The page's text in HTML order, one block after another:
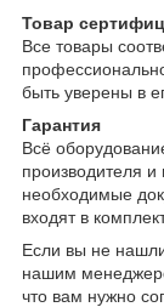
Товар
Все товары
быть уверены в
Гарантия
Всё
производителя и
необходимые
входят в
Если вы не
нашим
что вам нужно